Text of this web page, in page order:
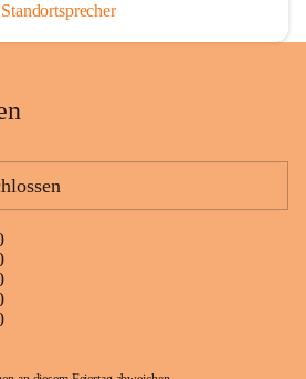
Standortsprecher